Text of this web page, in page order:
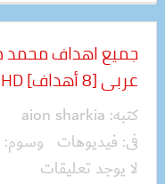
عربى [8 أهداف] HD
كتبه: aion sharkia
فى: فيديوهات وسوم:
لا يوجد تعليقات